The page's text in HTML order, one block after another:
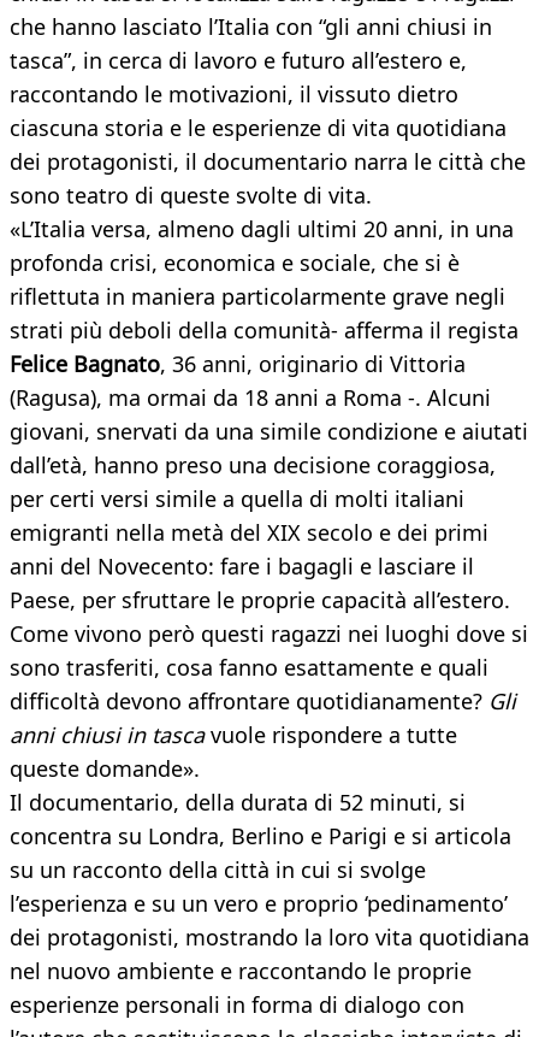
che hanno lasciato l’Italia con “gli anni chiusi in
tasca”, in cerca di lavoro e futuro all’estero e,
raccontando le motivazioni, il vissuto dietro
ciascuna storia e le esperienze di vita quotidiana
dei protagonisti, il documentario narra le città che
sono teatro di queste svolte di vita.
«L’Italia versa, almeno dagli ultimi 20 anni, in una
profonda crisi, economica e sociale, che si è
riflettuta in maniera particolarmente grave negli
strati più deboli della comunità- afferma il regista
Felice Bagnato, 36 anni, originario di Vittoria
(Ragusa), ma ormai da 18 anni a Roma -. Alcuni
giovani, snervati da una simile condizione e aiutati
dall’età, hanno preso una decisione coraggiosa,
per certi versi simile a quella di molti italiani
emigranti nella metà del XIX secolo e dei primi
anni del Novecento: fare i bagagli e lasciare il
Paese, per sfruttare le proprie capacità all’estero.
Come vivono però questi ragazzi nei luoghi dove si
sono trasferiti, cosa fanno esattamente e quali
difficoltà devono affrontare quotidianamente? Gli
anni chiusi in tascavuole rispondere a tutte
queste domande».
Il documentario, della durata di 52 minuti, si
concentra su Londra, Berlino e Parigi e si articola
su un racconto della città in cui si svolge
l’esperienza e su un vero e proprio ‘pedinamento’
dei protagonisti, mostrando la loro vita quotidiana
nel nuovo ambiente e raccontando le proprie
esperienze personali in forma di dialogo con